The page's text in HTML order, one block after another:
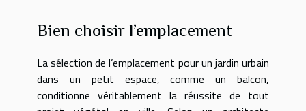
Bien choisir l’emplacement
La sélection de l’emplacement pour un jardin urbain
dans un petit espace, comme un balcon,
conditionne véritablement la réussite de tout